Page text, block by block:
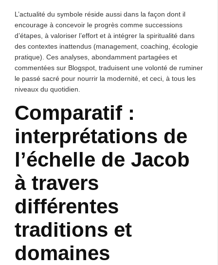
L’actualité du symbole réside aussi dans la façon dont il
encourage à concevoir le progrès comme successions
d’étapes, à valoriser l’effort et à intégrer la spiritualité dans
des contextes inattendus (management, coaching, écologie
pratique). Ces analyses, abondamment partagées et
commentées sur Blogspot, traduisent une volonté de ruminer
le passé sacré pour nourrir la modernité, et ceci, à tous les
niveaux du quotidien.
Comparatif :
interprétations de
l’échelle de Jacob
à travers
différentes
traditions et
domaines